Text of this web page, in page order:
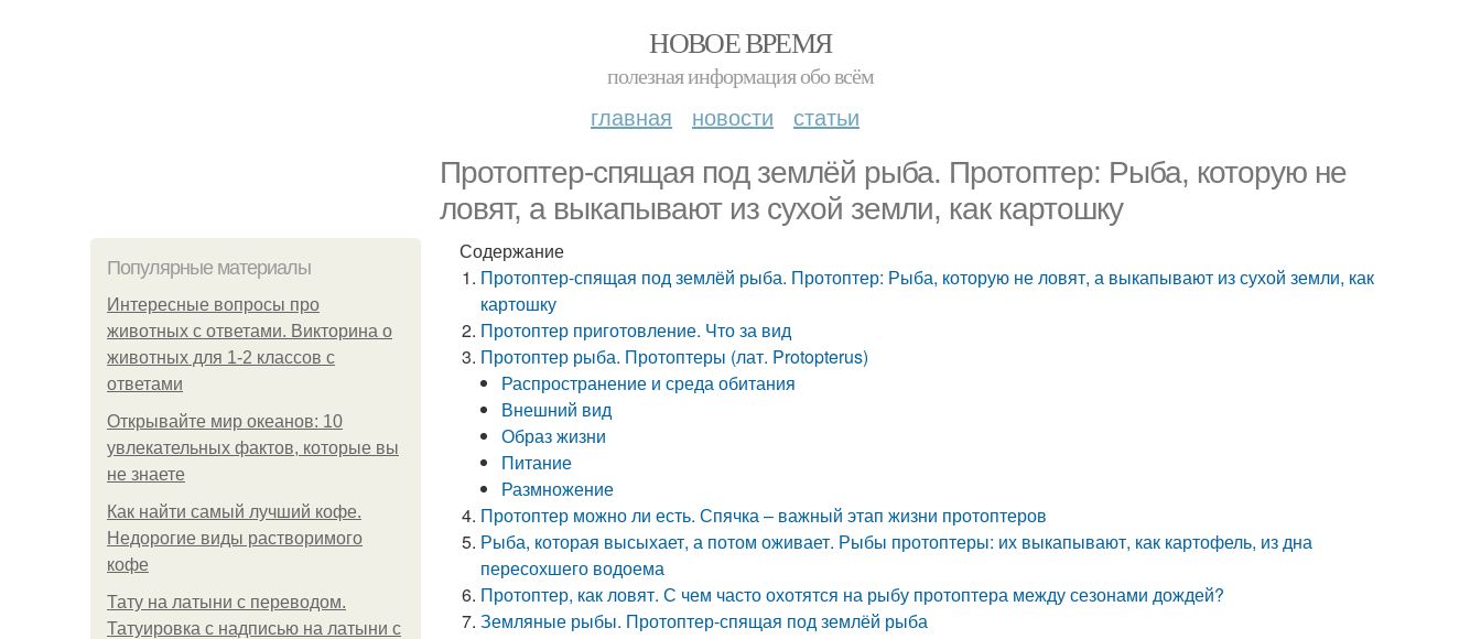
НОВОЕ ВРЕМЯ
полезная информация обо всём
главная новости статьи
Протоптер-спящая под землёй рыба. Протоптер: Рыба, которую не
ловят, а выкапывают из сухой земли, как картошку
Популярные материалы
Интересные вопросы про
животных с ответами. Викторина о
животных для 1-2 классов с
ответами
Открывайте мир океанов: 10
увлекательных фактов, которые вы
не знаете
Как найти самый лучший кофе.
Недорогие виды растворимого
кофе
Тату на латыни с переводом.
Татуировка с надписью на латыни с
Содержание
Протоптер-спящая под землёй рыба. Протоптер: Рыба, которую не ловят, а выкапывают из сухой земли, как
картошку
Протоптер приготовление. Что за вид
Протоптер рыба. Протоптеры (лат. Protopterus)
Распространение и среда обитания
Внешний вид
Образ жизни
Питание
Размножение
Протоптер можно ли есть. Спячка – важный этап жизни протоптеров
Рыба, которая высыхает, а потом оживает. Рыбы протоптеры: их выкапывают, как картофель, из дна
пересохшего водоема
Протоптер, как ловят. С чем часто охотятся на рыбу протоптера между сезонами дождей?
Земляные рыбы. Протоптер-спящая под землёй рыба